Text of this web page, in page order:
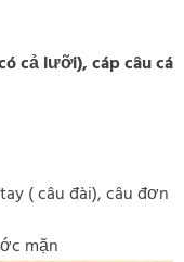
cả lưỡi), cáp câu cá
( câu đài), câu đơn
mặn